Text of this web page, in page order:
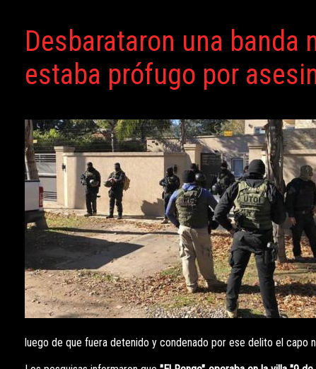
Desbarataron una banda
estaba prófugo por
luego de que fuera detenido y condenado por ese delito el capo